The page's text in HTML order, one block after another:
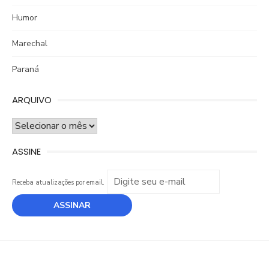
Humor
Marechal
Paraná
ARQUIVO
ARQUIVO
ASSINE
Receba atualizações por email.